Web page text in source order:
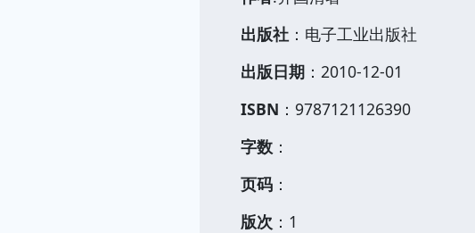
出版社 ：电子工业出版社
出版日期 ：2010-12-01
ISBN ：9787121126390
字数 ：
页码 ：
版次 ：1